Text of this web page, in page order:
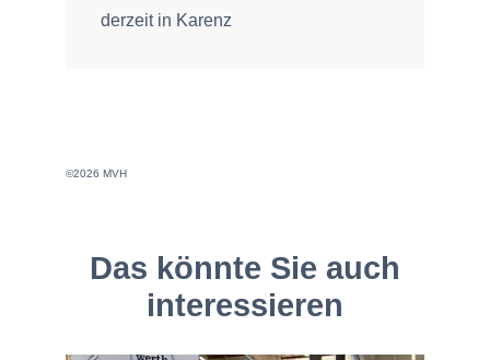
derzeit in Karenz
©2026 MVH
Das könnte Sie auch
interessieren